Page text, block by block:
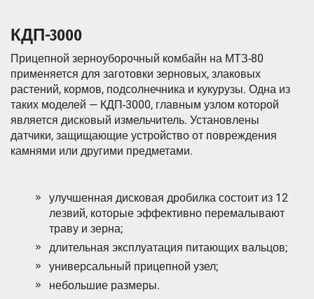
КДП-3000
Прицепной зерноуборочный комбайн на МТЗ-80
применяется для заготовки зерновых, злаковых
растений, кормов, подсолнечника и кукурузы. Одна из
таких моделей — КДП-3000, главным узлом которой
является дисковый измельчитель. Установлены
датчики, защищающие устройство от повреждения
камнями или другими предметами.
улучшенная дисковая дробилка состоит из 12
лезвий, которые эффективно перемалывают
траву и зерна;
длительная эксплуатация питающих вальцов;
универсальный прицепной узел;
небольшие размеры.